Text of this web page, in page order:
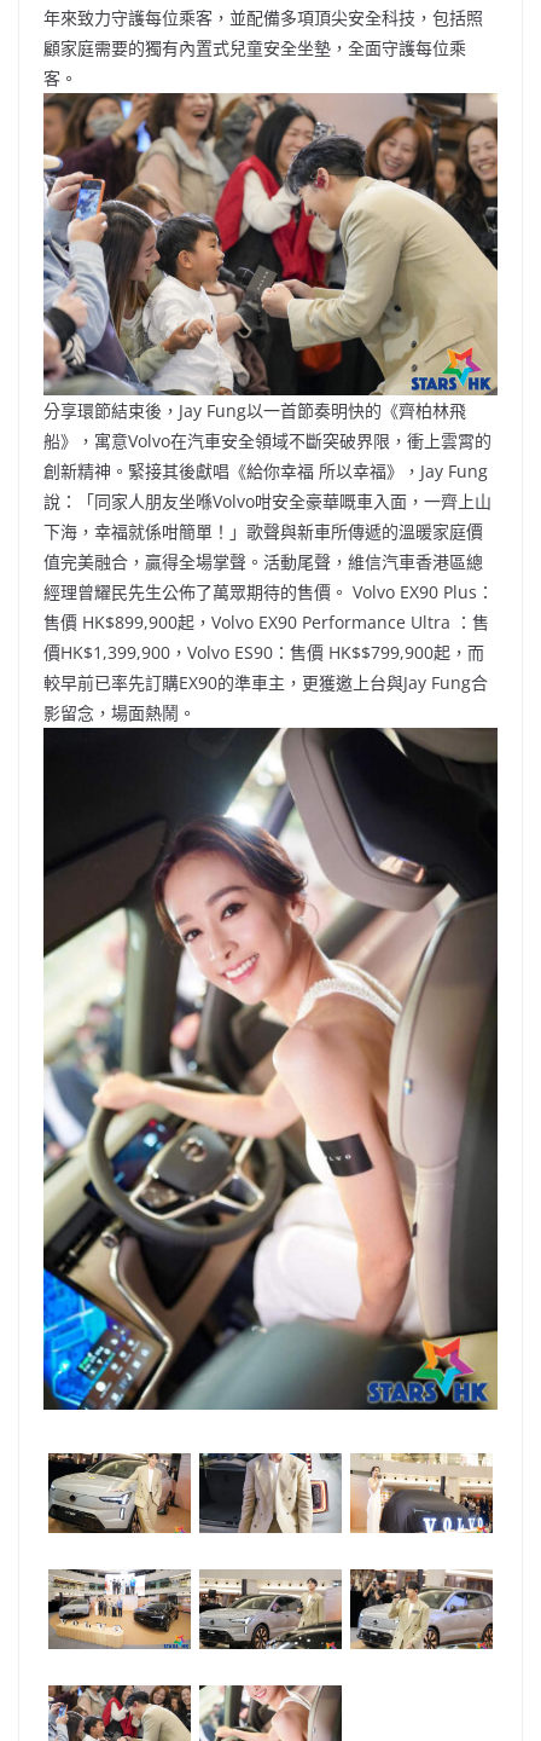
年來致力守護每位乘客，並配備多項頂尖安全科技，包括照
顧家庭需要的獨有內置式兒童安全坐墊，全面守護每位乘
客。
分享環節結束後，Jay Fung以一首節奏明快的《齊柏林飛
船》，寓意Volvo在汽車安全領域不斷突破界限，衝上雲霄的
創新精神。緊接其後獻唱《給你幸福 所以幸福》，Jay Fung
說：「同家人朋友坐喺Volvo咁安全豪華嘅車入面，一齊上山
下海，幸福就係咁簡單！」歌聲與新車所傳遞的溫暖家庭價
值完美融合，贏得全場掌聲。活動尾聲，維信汽車香港區總
經理曾耀民先生公佈了萬眾期待的售價。 Volvo EX90 Plus：
售價 HK$899,900起，Volvo EX90 Performance Ultra ：售
價HK$1,399,900，Volvo ES90：售價 HK$$799,900起，而
較早前已率先訂購EX90的準車主，更獲邀上台與Jay Fung合
影留念，場面熱鬧。